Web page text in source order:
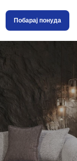
Побарај понуда